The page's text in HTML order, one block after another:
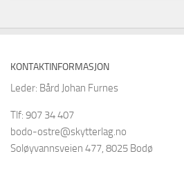
KONTAKTINFORMASJON
Leder: Bård Johan Furnes
Tlf: 907 34 407
bodo-ostre@skytterlag.no
Soløyvannsveien 477, 8025 Bodø